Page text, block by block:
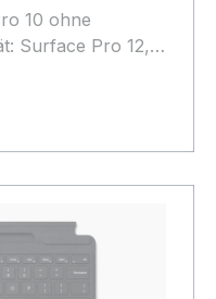
10 ohne
Surface Pro 12,
Surface Pro 9,
X